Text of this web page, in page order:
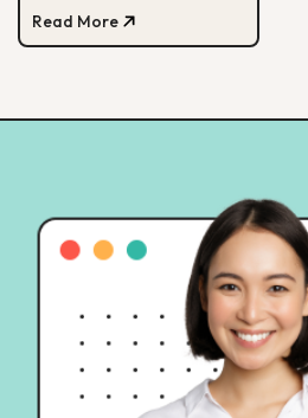
terarah
Read More